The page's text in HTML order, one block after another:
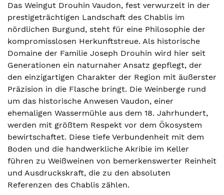
Das Weingut Drouhin Vaudon, fest verwurzelt in der
prestigeträchtigen Landschaft des Chablis im
nördlichen Burgund, steht für eine Philosophie der
kompromisslosen Herkunftstreue. Als historische
Domaine der Familie Joseph Drouhin wird hier seit
Generationen ein naturnaher Ansatz gepflegt, der
den einzigartigen Charakter der Region mit äußerster
Präzision in die Flasche bringt. Die Weinberge rund
um das historische Anwesen Vaudon, einer
ehemaligen Wassermühle aus dem 18. Jahrhundert,
werden mit größtem Respekt vor dem Ökosystem
bewirtschaftet. Diese tiefe Verbundenheit mit dem
Boden und die handwerkliche Akribie im Keller
führen zu Weißweinen von bemerkenswerter Reinheit
und Ausdruckskraft, die zu den absoluten
Referenzen des Chablis zählen.